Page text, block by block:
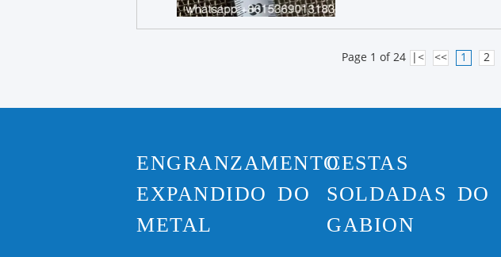
Page 1 of 24 |< << 1 2
ENGRANZAMENTO
EXPANDIDO DO
METAL
CESTAS
SOLDADAS DO
GABION